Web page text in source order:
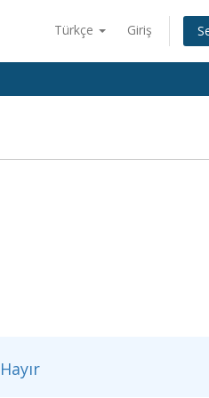
Türkçe Giriş
Hayır